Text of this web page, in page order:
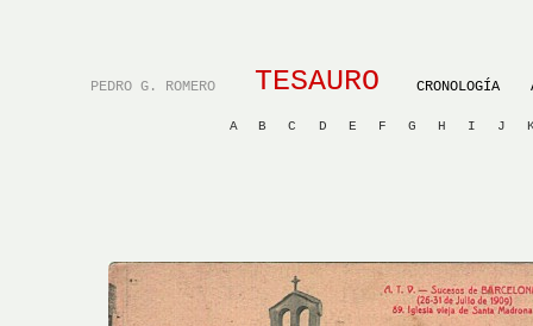
PEDRO G. ROMERO TESAURO CRONOLOGÍA
A B C D E F G H I J